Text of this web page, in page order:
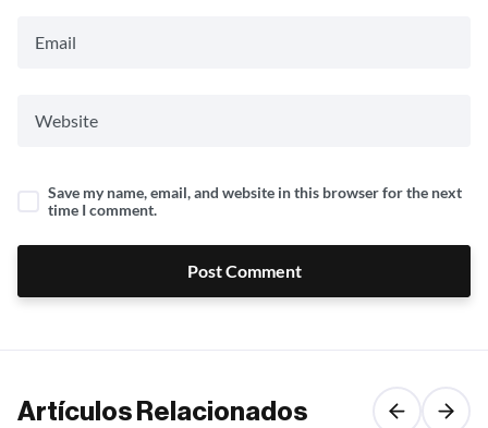
Save my name, email, and website in this browser for the next
time I comment.
Post Comment
Artículos Relacionados